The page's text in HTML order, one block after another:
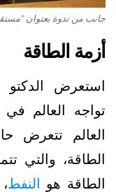
جانب من ندوة بعنوان
أزمة الطاقة
استعرض الدكتو
تواجه العالم
العالم تتعرض
الطاقة، والتي
الطاقة هو النفط